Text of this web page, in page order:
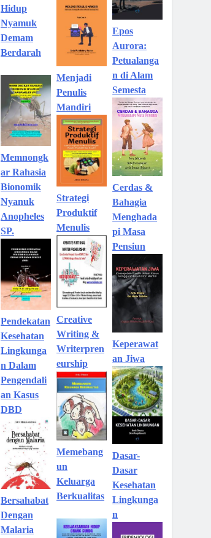
Hidup
Nyamuk
Demam
Berdarah
Memnongk
ar Rahasia
Bionomik
Nyanuk
Anopheles
SP.
Pendekatan
Kesehatan
Lingkunga
n Dalam
Pengendali
an Kasus
DBD
Bersahabat
Dengan
Malaria
Menjadi
Penulis
Mandiri
Strategi
Produktif
Menulis
Creative
Writing &
Writerpren
eurship
Memebang
un
Keluarga
Berkualitas
Epos
Aurora:
Petualanga
n di Alam
Semesta
Cerdas &
Bahagia
Menghada
pi Masa
Pensiun
Keperawat
an Jiwa
Dasar-
Dasar
Kesehatan
Lingkunga
n